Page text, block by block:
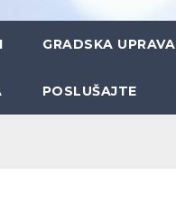
GRADSKA UPRAVA
POSLUŠAJTE